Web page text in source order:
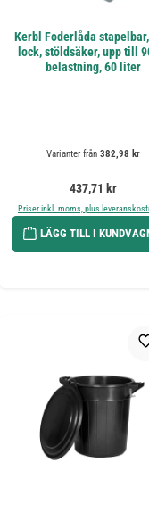
Kerbl Foderlåda
lock, stöldsäker, upp till
belastning, 60 liter
Varianter från 382,98 kr
Ordinarie pris:
437,71 kr
Priser inkl. moms, plus
LÄGG TILL I